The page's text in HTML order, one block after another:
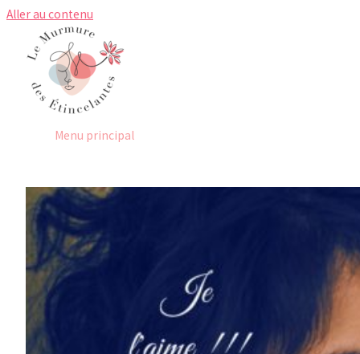
Aller au contenu
Menu principal